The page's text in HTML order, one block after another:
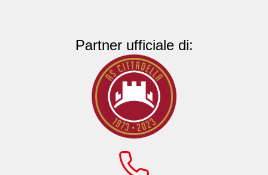
Partner ufficiale di: